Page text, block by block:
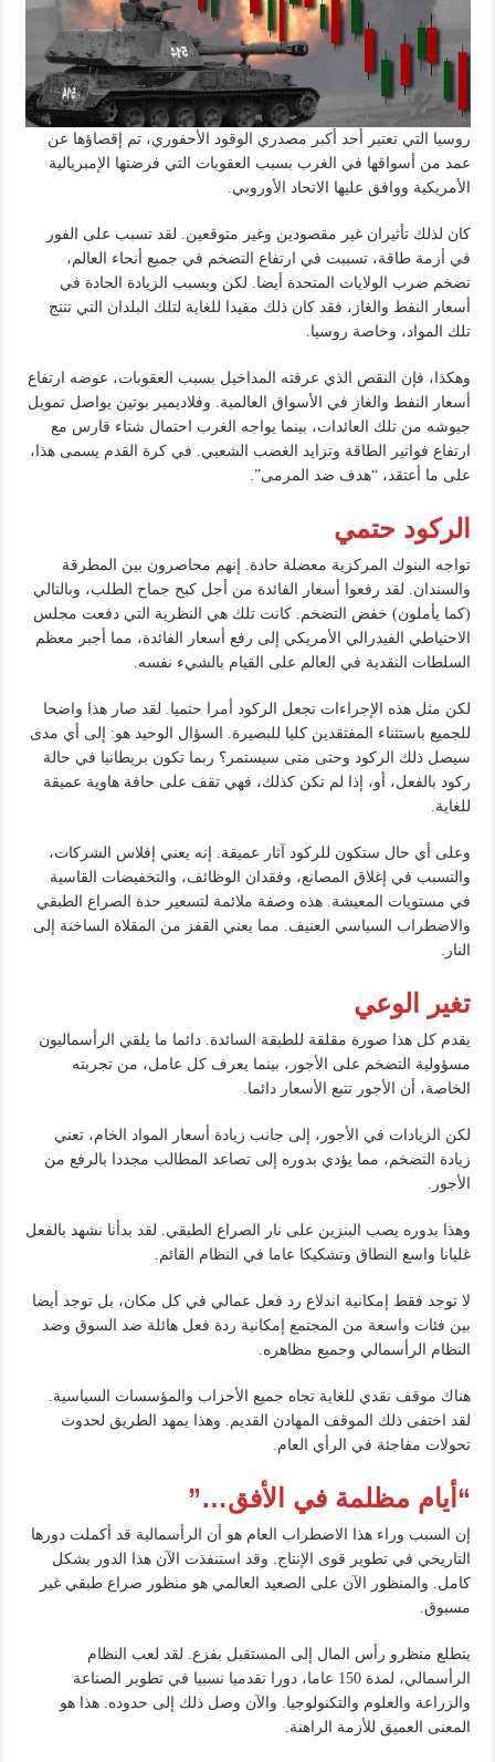
روسيا التي تعتبر أحد أكبر مصدري الوقود الأحفوري، تم إقصاؤها عن
عمد من أسواقها في الغرب بسبب العقوبات التي فرضتها الإمبريالية
الأمريكية ووافق عليها الاتحاد الأوروبي.
كان لذلك تأثيران غير مقصودين وغير متوقعين. لقد تسبب على الفور
في أزمة طاقة، تسببت في ارتفاع التضخم في جميع أنحاء العالم،
تضخم ضرب الولايات المتحدة أيضا. لكن وبسبب الزيادة الحادة في
أسعار النفط والغاز، فقد كان ذلك مفيدا للغاية لتلك البلدان التي تنتج
تلك المواد، وخاصة روسيا.
وهكذا، فإن النقص الذي عرفته المداخيل بسبب العقوبات، عوضه ارتفاع
أسعار النفط والغاز في الأسواق العالمية. وفلاديمير بوتين يواصل تمويل
جيوشه من تلك العائدات، بينما يواجه الغرب احتمال شتاء قارس مع
ارتفاع فواتير الطاقة وتزايد الغضب الشعبي. في كرة القدم يسمى هذا،
على ما أعتقد، “هدف ضد المرمى”.
الركود حتمي
تواجه البنوك المركزية معضلة حادة. إنهم محاصرون بين المطرقة
والسندان. لقد رفعوا أسعار الفائدة من أجل كبح جماح الطلب، وبالتالي
(كما يأملون) خفض التضخم. كانت تلك هي النظرية التي دفعت مجلس
الاحتياطي الفيدرالي الأمريكي إلى رفع أسعار الفائدة، مما أجبر معظم
السلطات النقدية في العالم على القيام بالشيء نفسه.
لكن مثل هذه الإجراءات تجعل الركود أمرا حتميا. لقد صار هذا واضحا
للجميع باستثناء المفتقدين كليا للبصيرة. السؤال الوحيد هو: إلى أي مدى
سيصل ذلك الركود وحتى متى سيستمر؟ ربما تكون بريطانيا في حالة
ركود بالفعل، أو، إذا لم تكن كذلك، فهي تقف على حافة هاوية عميقة
للغاية.
وعلى أي حال ستكون للركود آثار عميقة. إنه يعني إفلاس الشركات،
والتسبب في إغلاق المصانع، وفقدان الوظائف، والتخفيضات القاسية
في مستويات المعيشة. هذه وصفة ملائمة لتسعير حدة الصراع الطبقي
والاضطراب السياسي العنيف. مما يعني القفز من المقلاة الساخنة إلى
النار.
تغير الوعي
يقدم كل هذا صورة مقلقة للطبقة السائدة. دائما ما يلقي الرأسماليون
مسؤولية التضخم على الأجور، بينما يعرف كل عامل، من تجربته
الخاصة، أن الأجور تتبع الأسعار دائما.
لكن الزيادات في الأجور، إلى جانب زيادة أسعار المواد الخام، تعني
زيادة التضخم، مما يؤدي بدوره إلى تصاعد المطالب مجددا بالرفع من
الأجور.
وهذا بدوره يصب البنزين على نار الصراع الطبقي. لقد بدأنا نشهد بالفعل
غليانا واسع النطاق وتشكيكا عاما في النظام القائم.
لا توجد فقط إمكانية اندلاع رد فعل عمالي في كل مكان، بل توجد أيضا
بين فئات واسعة من المجتمع إمكانية ردة فعل هائلة ضد السوق وضد
النظام الرأسمالي وجميع مظاهره.
هناك موقف نقدي للغاية تجاه جميع الأحزاب والمؤسسات السياسية.
لقد اختفى ذلك الموقف المهادن القديم. وهذا يمهد الطريق لحدوث
تحولات مفاجئة في الرأي العام.
“أيام مظلمة في الأفق…”
إن السبب وراء هذا الاضطراب العام هو أن الرأسمالية قد أكملت دورها
التاريخي في تطوير قوى الإنتاج. وقد استنفذت الآن هذا الدور بشكل
كامل. والمنظور الآن على الصعيد العالمي هو منظور صراع طبقي غير
مسبوق.
يتطلع منظرو رأس المال إلى المستقبل بفزع. لقد لعب النظام
الرأسمالي، لمدة 150 عاما، دورا تقدميا نسبيا في تطوير الصناعة
والزراعة والعلوم والتكنولوجيا. والآن وصل ذلك إلى حدوده. هذا هو
المعنى العميق للأزمة الراهنة.